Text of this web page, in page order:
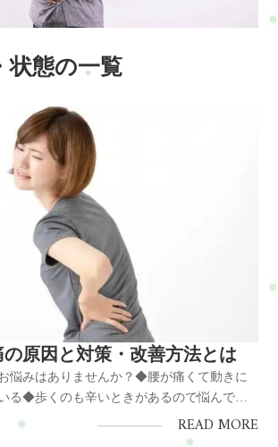
状態の一覧
の原因と対策・改善方法とは
悩みはありませんか？◆腰が痛くて動きに
る◆歩くのも辛いときがあるので悩んでい
が辛いので悩んでいる◆慢性化しそうで悩
障がでて悩んでいる◆生活・育児に支障が
READ MORE